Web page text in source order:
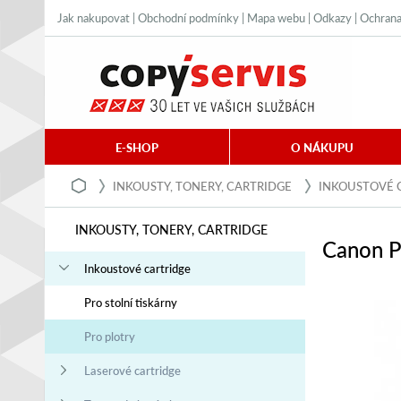
Jak nakupovat Obchodní podmínky Mapa webu Odkazy
E-SHOP O NÁKUPU
INKOUSTY, TONERY, CARTRIDGE INKOUSTOVÉ
INKOUSTY, TONERY, CARTRIDGE
Inkoustové cartridge
Pro stolní tiskárny
Pro plotry
Laserové cartridge
Canon